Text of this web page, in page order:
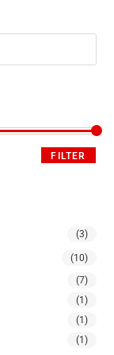
FILTER
(3)
(10)
(7)
(1)
(1)
(1)